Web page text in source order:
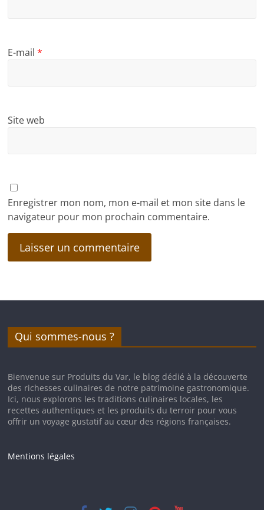
E-mail*
Site web
Enregistrer mon nom, mon e-mail et mon site dans le
navigateur pour mon prochain commentaire.
Qui sommes-nous ?
Bienvenue sur Produits du Var, le blog dédié à la découverte
des richesses culinaires de notre patrimoine gastronomique.
Ici, nous explorons les traditions culinaires locales, les
recettes authentiques et les produits du terroir pour vous
offrir un voyage gustatif au cœur des régions françaises.
Mentions légales